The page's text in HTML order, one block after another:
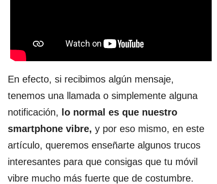
En efecto, si recibimos algún mensaje,
tenemos una llamada o simplemente alguna
notificación,
lo normal es que nuestro
smartphone vibre, y por eso mismo, en este
artículo, queremos enseñarte algunos trucos
interesantes para que consigas que tu móvil
vibre mucho más fuerte que de costumbre.